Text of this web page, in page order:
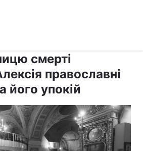
смерті
православні
його упокій